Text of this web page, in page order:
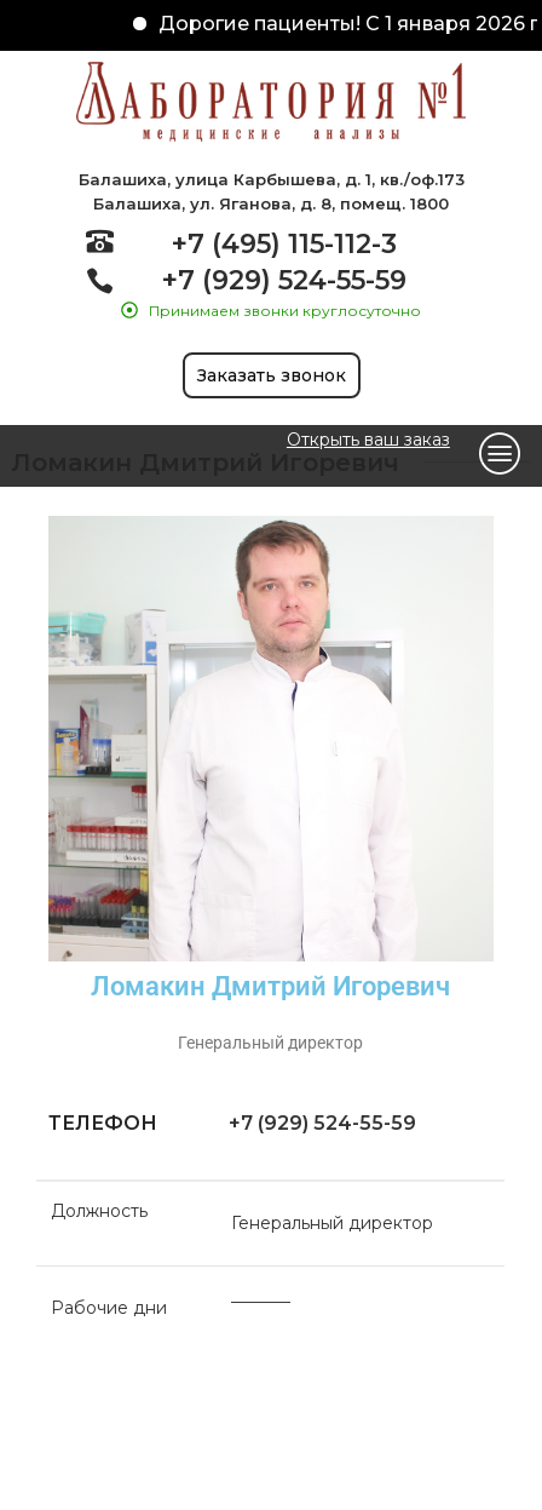
Дорогие пациенты! С 1 января 2026
Балашиха, улица Карбышева, д. 1, кв./оф.173
Балашиха, ул. Яганова, д. 8, помещ. 1800
+7 (495) 115-112-3
+7 (929) 524-55-59
Принимаем звонки круглосуточно
Заказать звонок
Открыть ваш заказ
Ломакин Дмитрий Игоревич
Генеральный директор
ТЕЛЕФОН +7 (929) 524-55-59
Должность
Генеральный директор
Рабочие дни